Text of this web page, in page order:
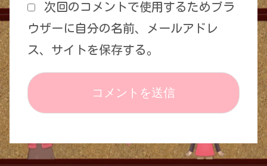
次回のコメントで使用するためブラ
ウザーに自分の名前、メールアドレ
ス、サイトを保存する。